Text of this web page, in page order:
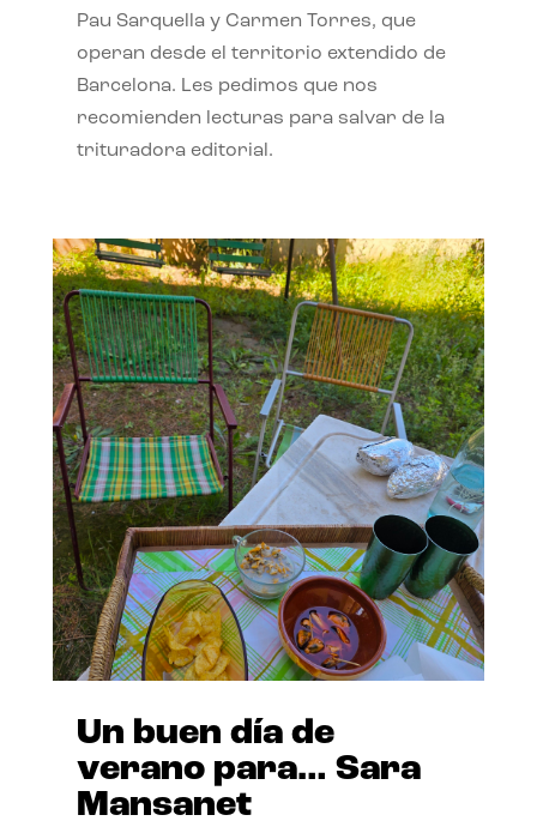
Pau Sarquella y Carmen Torres, que
operan desde el territorio extendido de
Barcelona. Les pedimos que nos
recomienden lecturas para salvar de la
trituradora editorial.
Un buen día de
verano para… Sara
Mansanet